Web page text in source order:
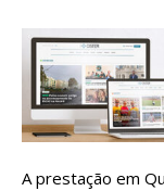
A prestação em